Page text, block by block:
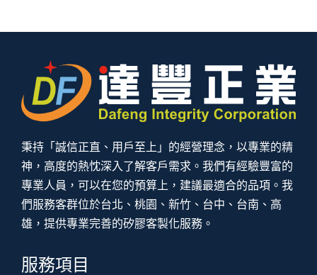
秉持「誠信正直、用戶至上」的經營理念，以專業的精
神，高度的熱忱深入了解客戶需求。我們有經驗豐富的
專業人員，可以在您的預算上，建議最適合的品項。我
們服務客群位於台北、桃園、新竹、台中、台南、高
雄，提供專業完善的矽膠客製化服務。
服務項目